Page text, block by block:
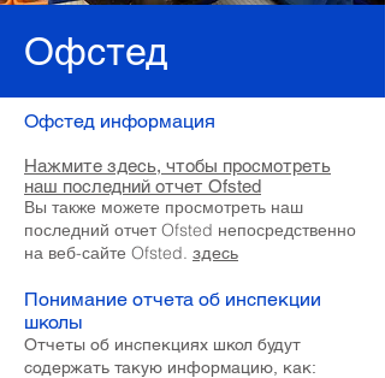
Офстед
Офстед информация
Нажмите здесь, чтобы просмотреть
наш последний отчет Ofsted
Вы также можете просмотреть наш
последний отчет Ofsted непосредственно
на веб-сайте Ofsted. здесь
Понимание отчета об инспекции
школы
Отчеты об инспекциях школ будут
содержать такую информацию, как: